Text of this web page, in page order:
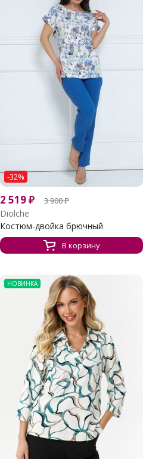
-32%
2 519₽ 3 900₽
Diolche
Костюм-двойка брючный
В корзину
НОВИНКА